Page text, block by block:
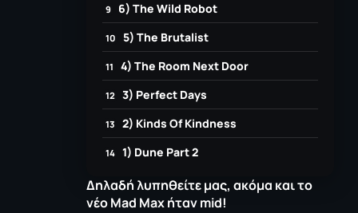
6) The Wild Robot
5) The Brutalist
4) The Room Next Door
3) Perfect Days
2) Kinds Of Kindness
1) Dune Part 2
Δηλαδή λυπηθείτε μας, ακόμα και το
νέο Mad Max ήταν mid!